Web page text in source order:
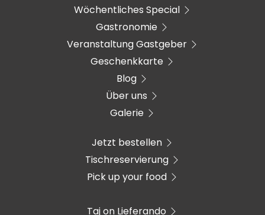
Wöchentliches Special
Gastronomie
Veranstaltung Gastgeber
Geschenkkarte
Blog
Über uns
Galerie
Jetzt bestellen
Tischreservierung
Pick up your food
Taj on Lieferando